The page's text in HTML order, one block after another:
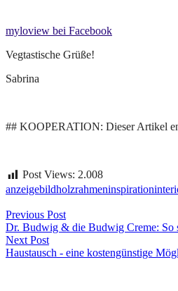
myloview bei Facebook
Vegtastische Grüße!
Sabrina
## KOOPERATION: Dieser Artikel
Post Views: 2.008
anzeigebildholzrahmeninspiration
Previous Post
Dr. Budwig & die Budwig Creme: So
Next Post
Haustausch - eine kostengünstige